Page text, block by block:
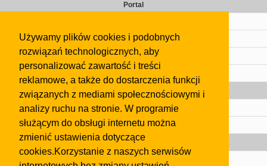
Używamy plików cookies i podobnych
rozwiązań technologicznych, aby
personalizować zawartość i treści
reklamowe, a także do dostarczenia funkcji
związanych z mediami społecznościowymi i
analizy ruchu na stronie. W programie
służącym do obsługi internetu można
zmienić ustawienia dotyczące
cookies.Korzystanie z naszych serwisów
Portal
Kontakt
Regulamin
Gazeta
Olkusz
Kontakt
Strefa dla biznesu
Biura nieruchomości